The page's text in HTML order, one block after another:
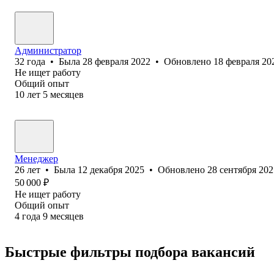
Администратор
32 года • Была 28 февраля 2022 • Обновлено 18 февраля
Не ищет работу
Общий опыт
10 лет 5 месяцев
Менеджер
26 лет • Была 12 декабря 2025 • Обновлено 28 сентября
50 000 ₽
Не ищет работу
Общий опыт
4 года 9 месяцев
Быстрые фильтры подбора вакансий